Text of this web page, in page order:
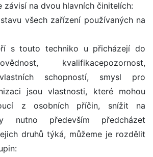
závisí na dvou hlavních činitelích:
všech zařízení používaných na
s touto techniko u přicházejí do
kvalifikacepozornost,
schopností, smysl pro
jsou vlastnosti, které mohou
z osobních příčin, snížit na
nutno především předcházet
druhů týká, můžeme je rozdělit